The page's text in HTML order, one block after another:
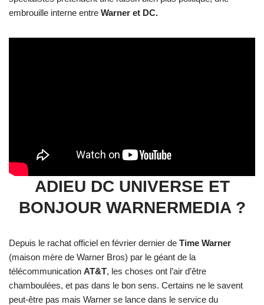
embrouille interne entre Warner et DC.
ADIEU DC UNIVERSE ET
BONJOUR WARNERMEDIA ?
Depuis le rachat officiel en février dernier de Time Warner
(maison mère de Warner Bros) par le géant de la
télécommunication AT&T, les choses ont l’air d’être
chamboulées, et pas dans le bon sens. Certains ne le savent
peut-être pas mais Warner se lance dans le service du